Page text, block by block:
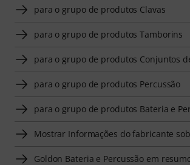
para o grupo de produtos Clavas
para o grupo de produtos Tamborins
para o grupo de produtos Conjuntos
para o grupo de produtos Percussão
para o grupo de produtos Bateria e
Mostrar Informações do fabricante
Goldon Bateria e Percussão em